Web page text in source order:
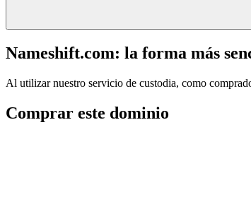
Nameshift.com: la forma más
Al utilizar nuestro servicio de custodia, como
Comprar este dominio